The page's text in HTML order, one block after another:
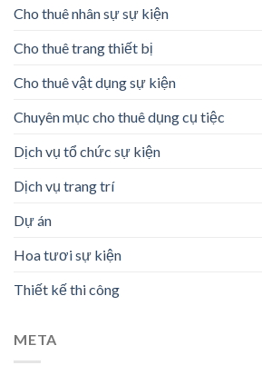
Cho thuê nhân sự sự kiện
Cho thuê trang thiết bị
Cho thuê vật dụng sự kiện
Chuyên mục cho thuê dụng cụ tiệc
Dịch vụ tổ chức sự kiện
Dịch vụ trang trí
Dự án
Hoa tươi sự kiện
Thiết kế thi công
META